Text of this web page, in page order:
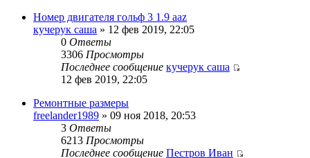
Номер двигателя гольф 3 1.9 aaz
кучерук саша » 12 фев 2019, 22:05
0 Ответы
3306 Просмотры
Последнее сообщение кучерук саша
12 фев 2019, 22:05
Ремонтные размеры
freelander1989 » 09 ноя 2018, 20:53
3 Ответы
6213 Просмотры
Последнее сообщение Пестров Иван